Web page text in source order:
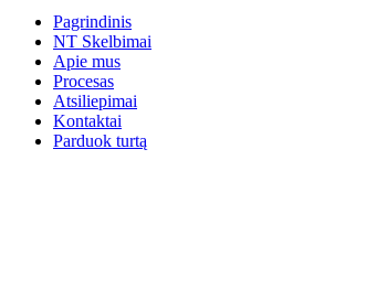
Pagrindinis
NT Skelbimai
Apie mus
Procesas
Atsiliepimai
Kontaktai
Parduok turtą